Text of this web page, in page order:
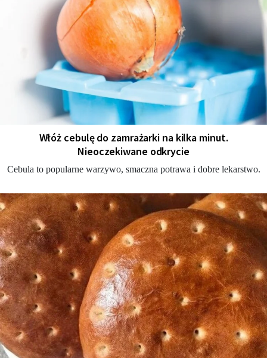
Włóż cebulę do zamrażarki na kilka minut.
Nieoczekiwane odkrycie
Cebula to popularne warzywo, smaczna potrawa i dobre lekarstwo.